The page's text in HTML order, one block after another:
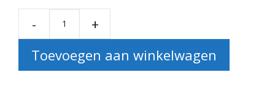
-
+
Toevoegen aan winkelwagen